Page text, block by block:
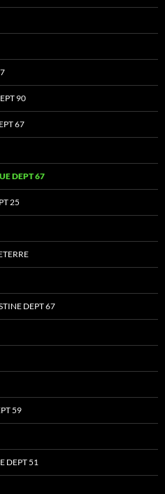
90
67
DEPT 67
25
DEPT 67
59
DEPT 51